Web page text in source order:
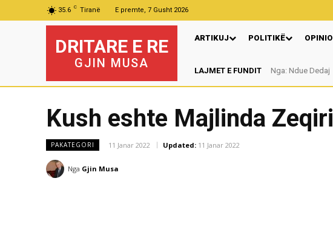
35.6 C Tiranë E premte, 7 Gusht 2026
DRITARE E RE
GJIN MUSA
ARTIKUJ POLITIKË
LAJMET E FUNDIT Nga: Ndue Dedaj
Kush eshte Majlinda
PAKATEGORI 11 Janar 2022 Updated: 11 Janar 2022
Nga Gjin Musa